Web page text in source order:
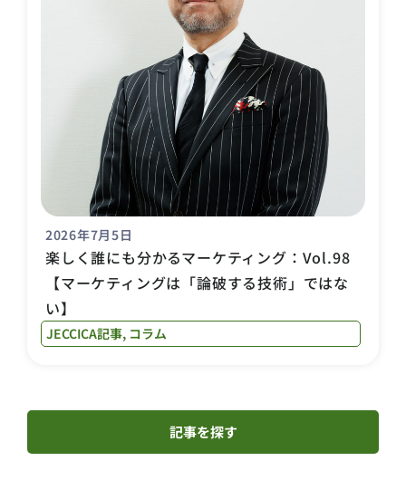
2026年7月5日
楽しく誰にも分かるマーケティング：Vol.98
【マーケティングは「論破する技術」ではな
い】
JECCICA記事, コラム
記事を探す